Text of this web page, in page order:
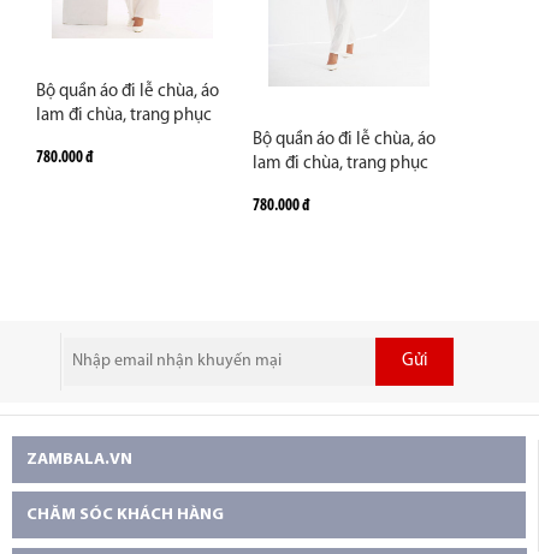
Bộ quần áo đi lễ chùa, áo
lam đi chùa, trang phục
vải đũi cao cấp, màu
780.000 đ
Bộ quần áo đi lễ chùa, áo
lam đi chùa, trang phục
cánh sen, vải đũi cao cấp,
780.000 đ
Gửi
ZAMBALA.VN
CHĂM SÓC KHÁCH HÀNG